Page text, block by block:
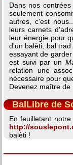
Dans nos
seulement
autres, c'est
leurs carnets
leur énergie pour
d'un balèti, bal
essayant de
est suivi par un
relation une
nécessaire pour
Devenez maître de
BalLibre de
En feuilletant
http://
balèti !